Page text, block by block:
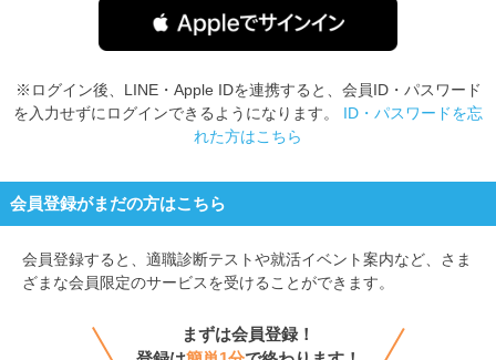
※ログイン後、LINE・Apple IDを連携すると、会員ID・パスワード
を入力せずにログインできるようになります。 ID・パスワードを忘
れた方はこちら
会員登録がまだの方はこちら
会員登録すると、 適職診断テストや就活イベント案内など、さま
ざまな会員限定のサービスを受けることができます。
まずは会員登録！